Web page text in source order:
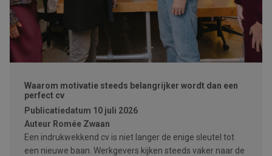
Waarom motivatie steeds belangrijker wordt dan een
perfect cv
Publicatiedatum 10 juli 2026
Auteur Romée Zwaan
Een indrukwekkend cv is niet langer de enige sleutel tot
een nieuwe baan. Werkgevers kijken steeds vaker naar de